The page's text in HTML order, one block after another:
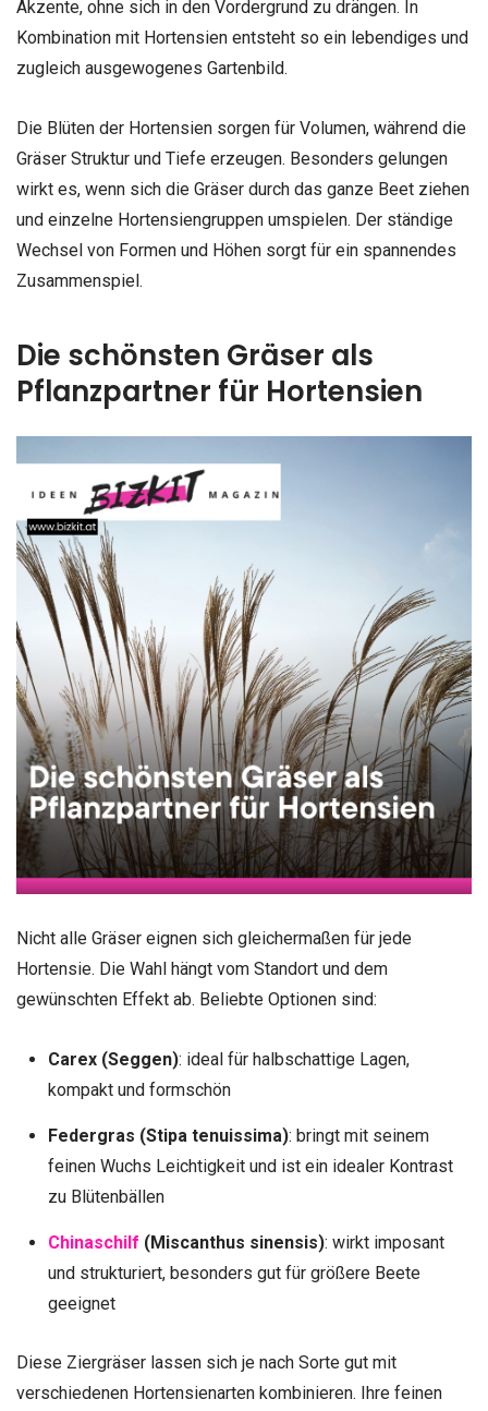
Akzente, ohne sich in den Vordergrund zu drängen. In
Kombination mit Hortensien entsteht so ein lebendiges und
zugleich ausgewogenes Gartenbild.
Die Blüten der Hortensien sorgen für Volumen, während die
Gräser Struktur und Tiefe erzeugen. Besonders gelungen
wirkt es, wenn sich die Gräser durch das ganze Beet ziehen
und einzelne Hortensiengruppen umspielen. Der ständige
Wechsel von Formen und Höhen sorgt für ein spannendes
Zusammenspiel.
Die schönsten Gräser als
Pflanzpartner für Hortensien
Nicht alle Gräser eignen sich gleichermaßen für jede
Hortensie. Die Wahl hängt vom Standort und dem
gewünschten Effekt ab. Beliebte Optionen sind:
Carex (Seggen): ideal für halbschattige Lagen,
kompakt und formschön
Federgras (Stipa tenuissima): bringt mit seinem
feinen Wuchs Leichtigkeit und ist ein idealer Kontrast
zu Blütenbällen
Chinaschilf (Miscanthus sinensis): wirkt imposant
und strukturiert, besonders gut für größere Beete
geeignet
Diese Ziergräser lassen sich je nach Sorte gut mit
verschiedenen Hortensienarten kombinieren. Ihre feinen